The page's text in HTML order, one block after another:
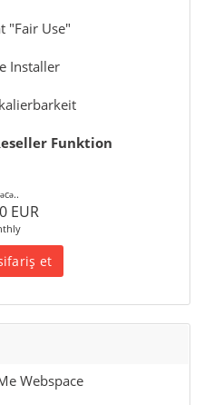
"Fair Use"
Installer
Funktion
EUR
et
Webspace